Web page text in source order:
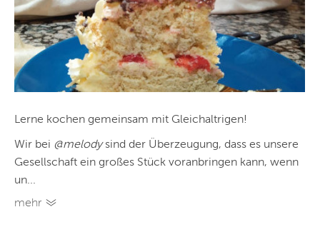
Lerne kochen gemeinsam mit Gleichaltrigen!
Wir bei @melodysind der Über­zeugung, dass es unsere
Gesellschaft ein großes Stück voranbringen kann, wenn
un...
mehr